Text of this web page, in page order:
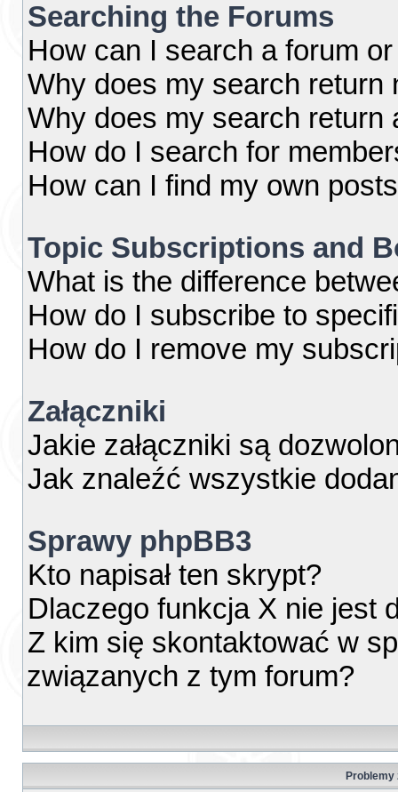
Searching the Forums
How can I search a forum
Why does my search return
Why does my search return
How do I search for
How can I find my own
Topic Subscriptions and
What is the difference
How do I subscribe to
How do I remove my
Załączniki
Jakie załączniki są
Jak znaleźć wszystkie
Sprawy phpBB3
Kto napisał ten skrypt?
Dlaczego funkcja X nie jest
Z kim się skontaktować w
związanych z tym forum?
Problemy